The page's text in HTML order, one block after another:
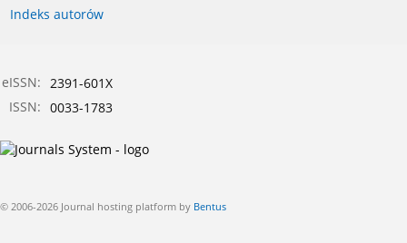
Indeks autorów
eISSN: 2391-601X
ISSN: 0033-1783
© 2006-2026 Journal hosting platform by Bentus